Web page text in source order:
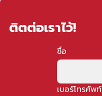
ติตต่อเราไว้!
ชื่อ
เบอร์โทรศัพท์